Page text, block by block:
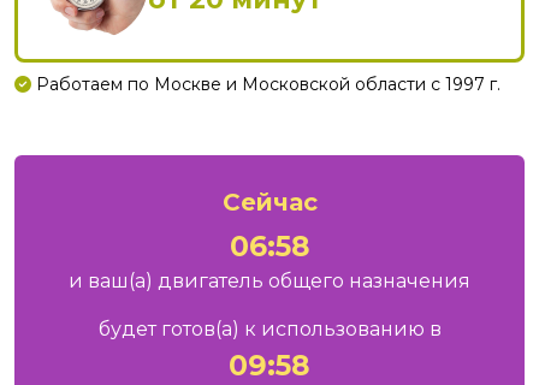
Работаем по Москве и Московской области с 1997 г.
Сейчас
06:58
и ваш(а) двигатель общего назначения
будет готов(а) к использованию в
09:58